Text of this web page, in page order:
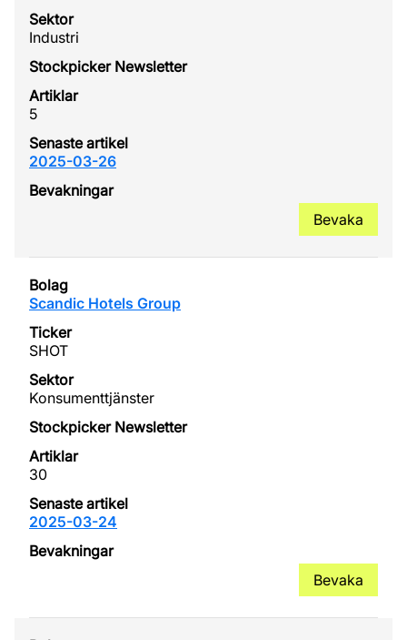
Industri
5
2025-03-26
Bevaka
Scandic Hotels Group
SHOT
Konsumenttjänster
30
2025-03-24
Bevaka